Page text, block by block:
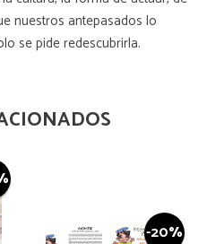
nuestros antepasados lo
se pide redescubrirla.
-20%